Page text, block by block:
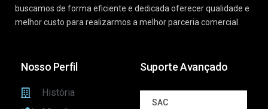
buscamos de forma eficiente e dedicada oferecer qualidade e
melhor custo para realizarmos a melhor parceria comercial.
Nosso Perfil
História
Suporte Avançado
SAC